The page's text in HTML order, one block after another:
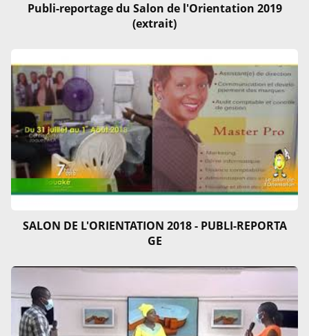
Publi-reportage du Salon de l'Orientation 2019
(extrait)
SALON DE L'ORIENTATION 2018 - PUBLI-REPORTA
GE